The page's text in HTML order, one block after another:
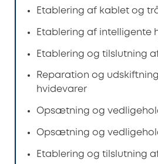
Etablering af kablet og
Etablering af intelligente
Etablering og tilslutning
Reparation og
hvidevarer
Opsætning og
Opsætning og
Etablering og tilslutning